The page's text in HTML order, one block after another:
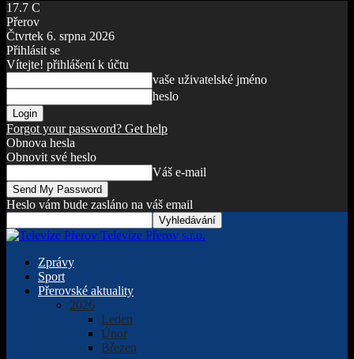
17.7 C
Přerov
Čtvrtek 6. srpna 2026
Přihlásit se
Vítejte! přihlášení k účtu
vaše uživatelské jméno
heslo
Forgot your password? Get help
Obnova hesla
Obnovit své heslo
Váš e-mail
Heslo vám bude zasláno na váš email
Televize Přerov s.r.o.
Zprávy
Sport
Přerovské aktuality
2026
Leden
Únor
Březen